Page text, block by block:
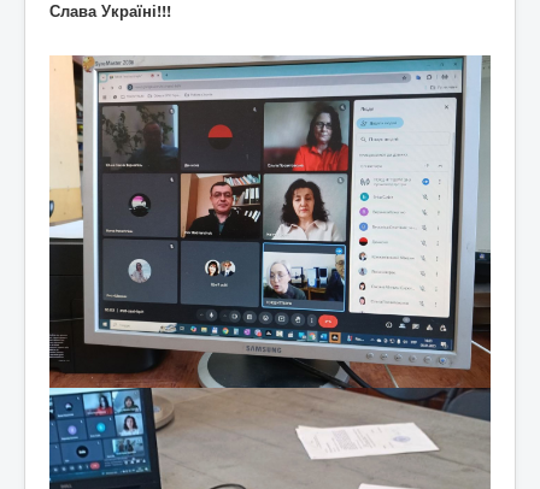
Слава Україні!!!